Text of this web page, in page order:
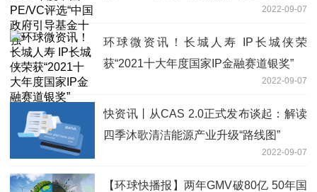
2022-09-07
环球微资讯！长城人寿 IP长城侠荣
获“2021十大年度国家IP金融赛道银奖”
2022-09-07
快资讯丨从CAS 2.0正式发布谈起：解读
四季沐歌清洁能源产业升级“路线图”
2022-09-07
【环球快播报】两年GMV破80亿 50年国